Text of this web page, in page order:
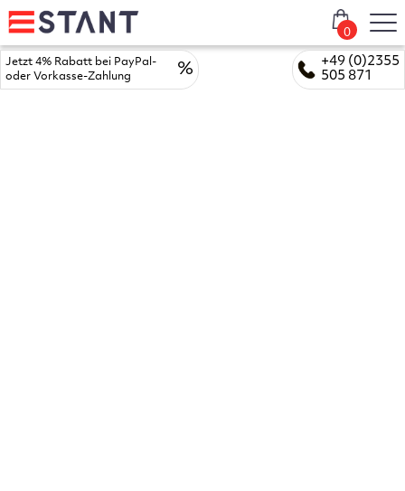
+49 (0)2355
505 871
Jetzt 4% Rabatt bei PayPal-
oder Vorkasse-Zahlung
%
0